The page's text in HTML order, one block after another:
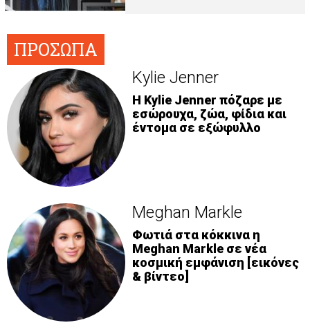
ΠΡΟΣΩΠΑ
Kylie Jenner
H Kylie Jenner πόζαρε με
εσώρουχα, ζώα, φίδια και
έντομα σε εξώφυλλο
Meghan Markle
Φωτιά στα κόκκινα η
Meghan Markle σε νέα
κοσμική εμφάνιση [εικόνες
& βίντεο]